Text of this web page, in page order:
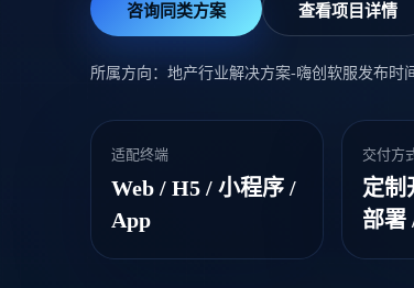
咨询同类方案 查看项目详情
所属方向：地产行业解决方案-嗨创软服发布时
适配终端
Web / H5 / 小程序 /
App
交付方
定制
部署